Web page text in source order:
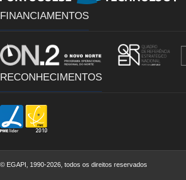
FINANCIAMENTOS
RECONHECIMENTOS
© EGAPI, 1990-2026, todos os direitos reservados